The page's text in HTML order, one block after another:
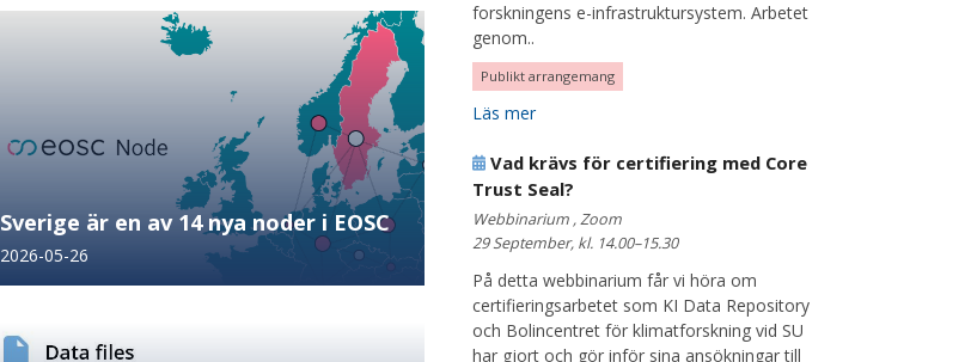
Sverige är en av 14 nya noder i EOSC
2026-05-26
forskningens e-infrastruktursystem. Arbetet
genom..
Publikt arrangemang
Läs mer
Vad krävs för certifiering med Core
Trust Seal?
Webbinarium , Zoom
29 September, kl. 14.00–15.30
På detta webbinarium får vi höra om
certifieringsarbetet som KI Data Repository
och Bolincentret för klimatforskning vid SU
har gjort och gör inför sina ansökningar till